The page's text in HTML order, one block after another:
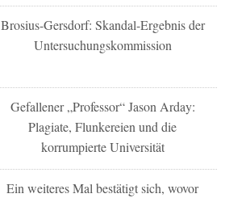
Brosius-Gersdorf: Skandal-Ergebnis der
Untersuchungskommission
Gefallener „Professor“ Jason Arday:
Plagiate, Flunkereien und die
korrumpierte Universität
Ein weiteres Mal bestätigt sich, wovor